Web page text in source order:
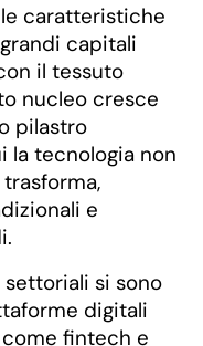
caratteristiche
capitali
il tessuto
nucleo cresce
pilastro
la tecnologia non
e
si sono
digitali
fintech e